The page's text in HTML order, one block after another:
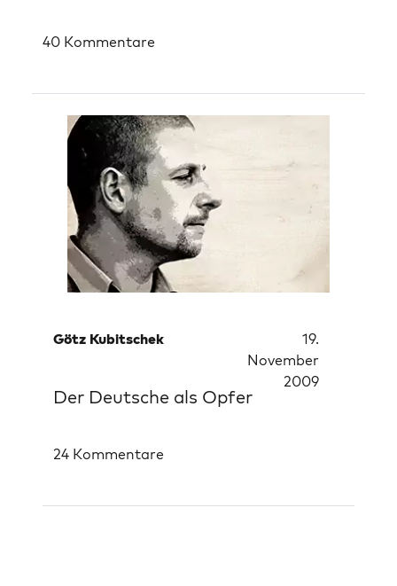
40 Kommentare
Götz Kubitschek
19.
November
2009
Der Deutsche als Opfer
24 Kommentare